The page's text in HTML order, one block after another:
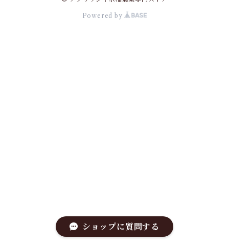
Powered by
ショップに質問する